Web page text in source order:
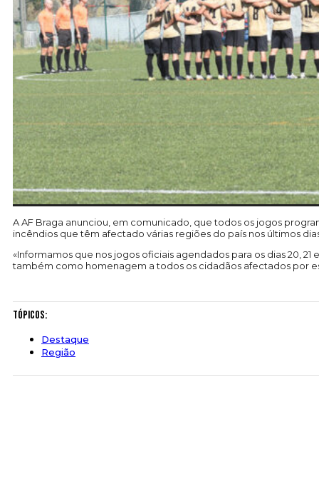
A AF Braga anunciou, em comunicado, que todos os jogos
incêndios que têm afectado várias regiões do país nos últimos
«Informamos que nos jogos oficiais agendados para os dias 20,
também como homenagem a todos os cidadãos afectados por
Tópicos:
Destaque
Região